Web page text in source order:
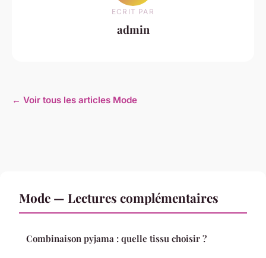
ECRIT PAR
admin
← Voir tous les articles Mode
Mode — Lectures complémentaires
Combinaison pyjama : quelle tissu choisir ?